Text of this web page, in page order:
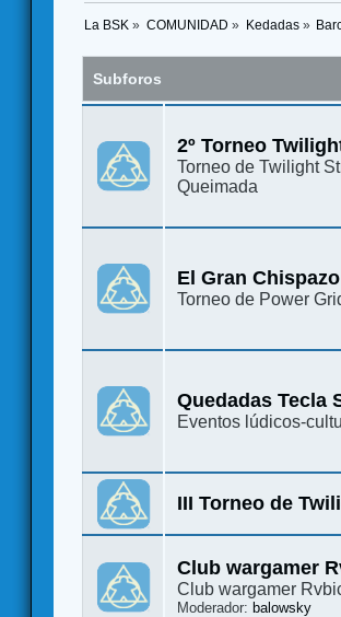
La BSK » COMUNIDAD » Kedadas»
Subforos
2º Torneo
Torneo de Twilight
Queimada
El Gran Chispazo
Torneo de Power
Quedadas Tecla
Eventos lúdicos-
III Torneo de
Club wargamer
Club wargamer
Moderador:balowsky